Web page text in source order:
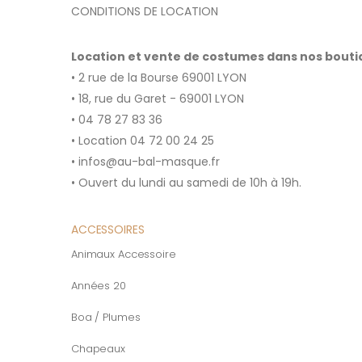
CONDITIONS DE LOCATION
Location et vente de costumes dans nos
• 2 rue de la Bourse 69001 LYON
• 18, rue du Garet - 69001 LYON
• 04 78 27 83 36
• Location 04 72 00 24 25
• infos@au-bal-masque.fr
• Ouvert du lundi au samedi de 10h à 19h.
ACCESSOIRES
Animaux Accessoire
Années 20
Boa / Plumes
Chapeaux